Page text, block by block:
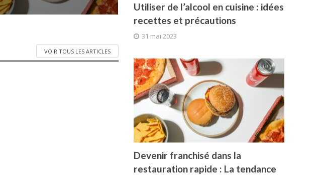
VOIR TOUS LES ARTICLES
Utiliser de l’alcool en cuisine : idées
recettes et précautions
31 mai 2023
Devenir franchisé dans la
restauration rapide : La tendance